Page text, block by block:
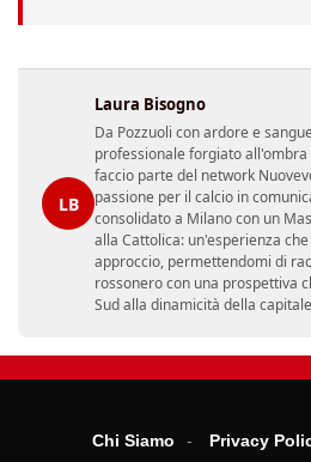
LB
Laura Bisogno
Da Pozzuoli con ardore e
professionale forgiato
faccio parte del network
passione per il calcio in
consolidato a Milano con un
alla Cattolica: un'esperienza
approccio, permettendomi di
rossonero con una prospettiva
Sud alla dinamicità della
Chi Siamo Privacy